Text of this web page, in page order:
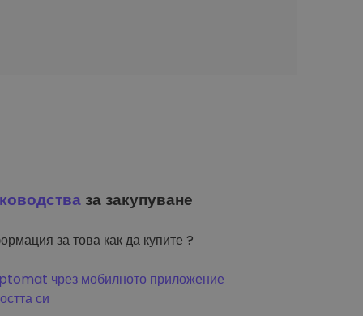
за закупуване
за това как да купите ?
чрез мобилното приложение
си